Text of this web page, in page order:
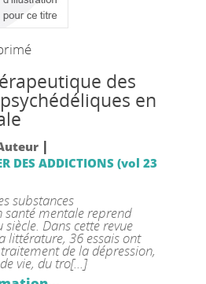
des
en
|
DES ADDICTIONS (vol 23
substances
santé mentale reprend
Dans cette revue
littérature, 36 essais ont
de la dépression,
vie, du tro[...]